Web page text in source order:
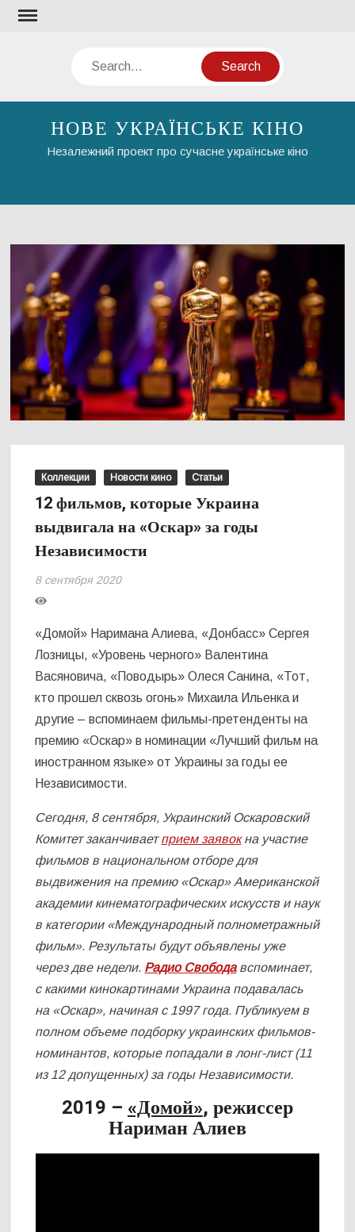
Skip
Search
НОВЕ УКРАЇНСЬКЕ КІНО
Незалежний проект про сучасне українське кіно
Коллекции Новости кино Статьи
12 фильмов, которые Украина
выдвигала на «Оскар» за годы
Независимости
8 сентября 2020
«Домой» Наримана Алиева, «Донбасс» Сергея
Лозницы, «Уровень черного» Валентина
Васяновича, «Поводырь» Олеся Санина, «Тот,
кто прошел сквозь огонь» Михаила Ильенка и
другие – вспоминаем фильмы-претенденты на
премию «Оскар» в номинации «Лучший фильм на
иностранном языке» от Украины за годы ее
Независимости.
Сегодня, 8 сентября, Украинский Оскаровский
Комитет заканчиваетприем заявокна участие
фильмов в национальном отборе для
выдвижения на премию «Оскар» Американской
академии кинематографических искусств и наук
в категории «Международный полнометражный
фильм». Результаты будут объявлены уже
через две недели. Радио Свободавспоминает,
с какими кинокартинами Украина подавалась
на «Оскар», начиная с 1997 года. Публикуем в
полном объеме подборку украинских фильмов-
номинантов, которые попадали в лонг-лист (11
из 12 допущенных) за годы Независимости.
2019 – «Домой», режиссер
Нариман Алиев